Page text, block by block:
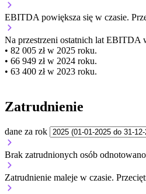
EBITDA powiększa się w czasie.
Na przestrzeni ostatnich lat EBITDA
• 82 005 zł w 2025 roku.
• 66 949 zł w 2024 roku.
• 63 400 zł w 2023 roku.
Zatrudnienie
dane za rok
Brak zatrudnionych osób
Zatrudnienie maleje w czasie.